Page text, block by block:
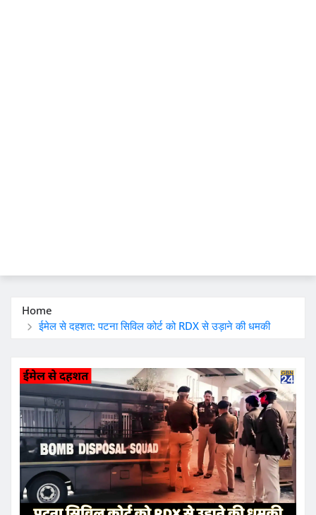
Home
ईमेल से दहशत: पटना सिविल कोर्ट को RDX से उड़ाने की धमकी